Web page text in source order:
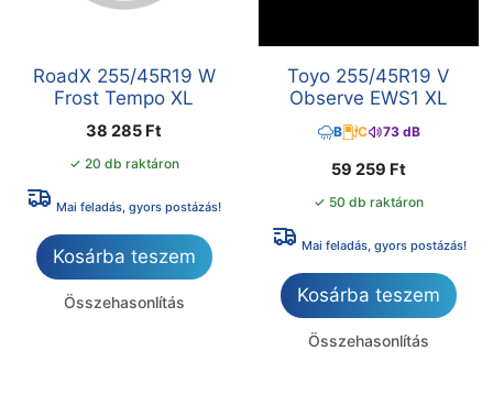
RoadX 255/45R19 W
Frost Tempo XL
38 285 Ft
✓ 20 db raktáron
Mai feladás, gyors postázás!
Kosárba teszem
Összehasonlítás
Toyo 255/45R19 V
Observe EWS1 XL
B C 73 dB
59 259 Ft
✓ 50 db raktáron
Mai feladás, gyors postázás!
Kosárba teszem
Összehasonlítás